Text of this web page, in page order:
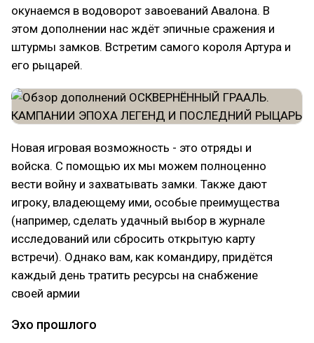
окунаемся в водоворот завоеваний Авалона. В
этом дополнении нас ждёт эпичные сражения и
штурмы замков. Встретим самого короля Артура и
его рыцарей.
Новая игровая возможность - это отряды и
войска. С помощью их мы можем полноценно
вести войну и захватывать замки. Также дают
игроку, владеющему ими, особые преимущества
(например, сделать удачный выбор в журнале
исследований или сбросить открытую карту
встречи). Однако вам, как командиру, придётся
каждый день тратить ресурсы на снабжение
своей армии
Эхо прошлого